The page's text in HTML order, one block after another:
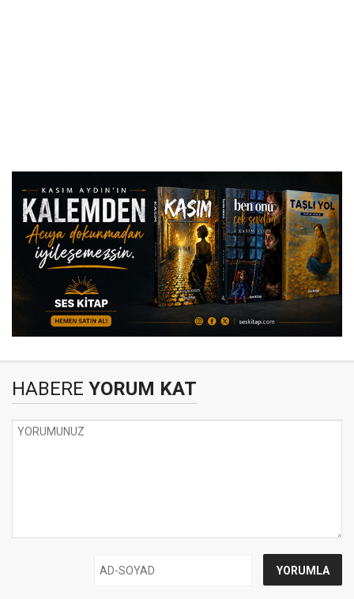
HABERE YORUM KAT